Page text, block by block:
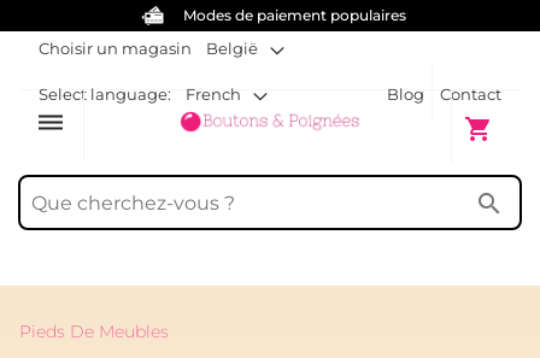
Vis gratuites pour
Blog Contact
Choisir un magasin België
Select language: French
dehaze shopping_cart
Mon
search
Pieds De Meubles